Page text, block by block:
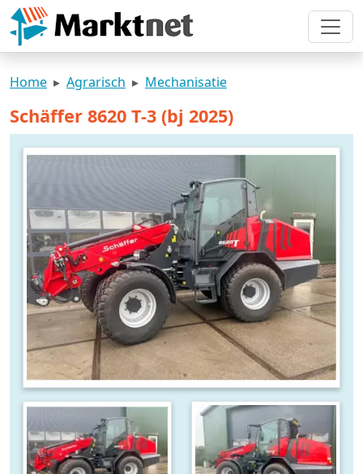
Home Agrarisch Mechanisatie
Schäffer 8620 T-3 (bj 2025)